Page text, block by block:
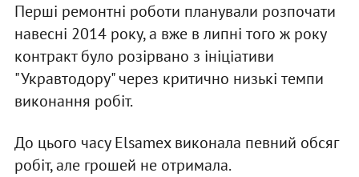
Перші ремонтні роботи планували розпочати
навесні 2014 року, а вже в липні того ж року
контракт було розірвано з ініціативи
"Укравтодору" через критично низькі темпи
виконання робіт.
До цього часу Elsamex виконала певний обсяг
робіт, але грошей не отримала.